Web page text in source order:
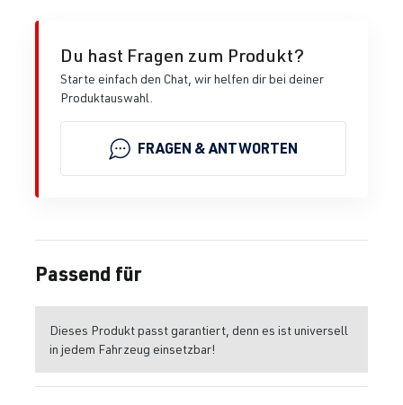
Du hast Fragen zum Produkt?
Starte einfach den Chat, wir helfen dir bei deiner
Produktauswahl.
FRAGEN & ANTWORTEN
Passend für
Dieses Produkt passt garantiert, denn es ist universell
in jedem Fahrzeug einsetzbar!